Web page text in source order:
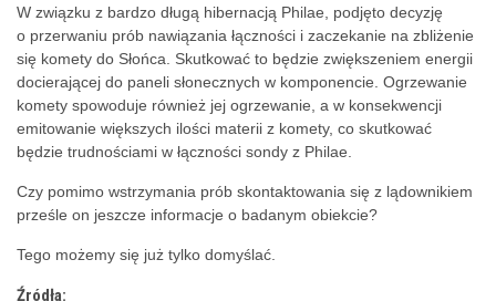
W związku z bardzo długą hibernacją Philae, podjęto decyzję
o przerwaniu prób nawiązania łączności i zaczekanie na zbliżenie
się komety do Słońca. Skutkować to będzie zwiększeniem energii
docierającej do paneli słonecznych w komponencie. Ogrzewanie
komety spowoduje również jej ogrzewanie, a w konsekwencji
emitowanie większych ilości materii z komety, co skutkować
będzie trudnościami w łączności sondy z Philae.
Czy pomimo wstrzymania prób skontaktowania się z lądownikiem
prześle on jeszcze informacje o badanym obiekcie?
Tego możemy się już tylko domyślać.
Źródła: